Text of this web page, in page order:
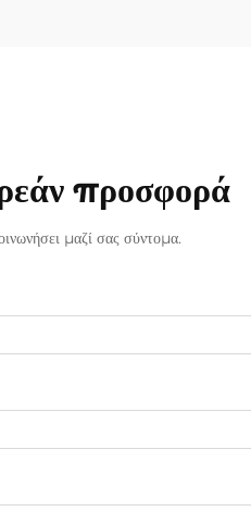
προσφορά
μαζί σας σύντομα.